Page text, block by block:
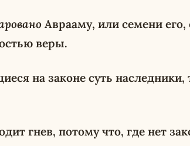
Аврааму, или семени
веры.
на законе суть наследники,
гнев, потому что, где нет